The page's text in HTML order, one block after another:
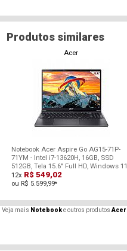
Produtos similares
Acer
Notebook Acer Aspire Go AG15-71P-
71YM - Intel i7-13620H, 16GB, SSD
512GB, Tela 15.6" Full HD, Windows 11
12x R$ 549,02
ou R$ 5.599,99*
Veja mais Notebooke outros produtos Acer